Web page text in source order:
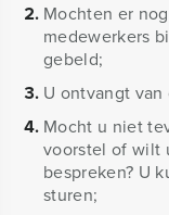
Mochten er
medewerkers
gebeld;
U ontvangt
Mocht u niet
voorstel of wilt
bespreken? U
sturen;